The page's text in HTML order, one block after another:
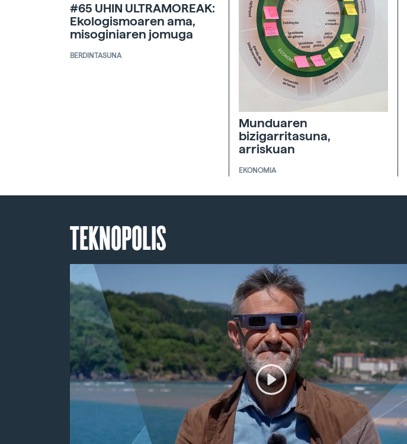
#65 UHIN ULTRAMOREAK:
Ekologismoaren ama,
misoginiaren jomuga
BERDINTASUNA
Munduaren
bizigarritasuna,
arriskuan
EKONOMIA
TEKNOPOLIS